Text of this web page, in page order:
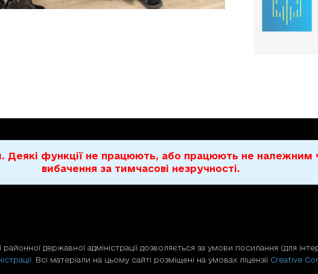
Деякі функції не працюють, або працюють не
вибачення за тимчасові незручності.
державної адміністрації дозволяється за умови посилання (для
. Всі матеріали на цьому сайті розміщені на умовах ліцензії Creative